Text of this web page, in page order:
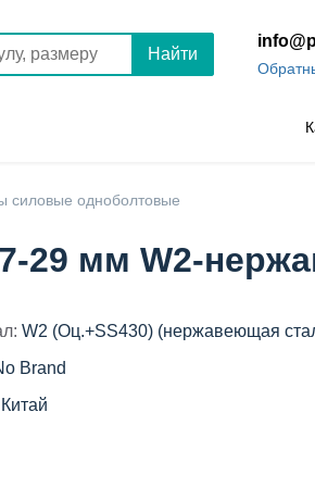
Найти
силовые одноболтовые
29 мм W2-
W2 (Оц.+SS430) (нержавеющая
Brand
Китай